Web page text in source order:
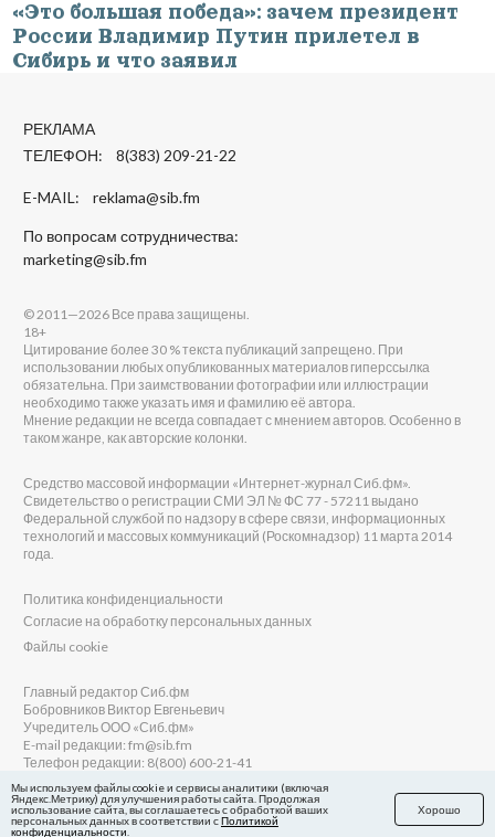
«Это большая победа»: зачем президент
России Владимир Путин прилетел в
Сибирь и что заявил
РЕКЛАМА
ТЕЛЕФОН: 8(383) 209-21-22
E-MAIL: reklama@sib.fm
По вопросам сотрудничества:
marketing@sib.fm
© 2011—2026 Все права защищены.
18+
Цитирование более 30 % текста публикаций запрещено. При
использовании любых опубликованных материалов гиперссылка
обязательна. При заимствовании фотографии или иллюстрации
необходимо также указать имя и фамилию её автора.
Мнение редакции не всегда совпадает с мнением авторов. Особенно в
таком жанре, как авторские колонки.
Средство массовой информации «Интернет-журнал Сиб.фм».
Свидетельство о регистрации СМИ ЭЛ № ФС 77 - 57211 выдано
Федеральной службой по надзору в сфере связи, информационных
технологий и массовых коммуникаций (Роскомнадзор) 11 марта 2014
года.
Политика конфиденциальности
Согласие на обработку персональных данных
Файлы cookie
Главный редактор Сиб.фм
Бобровников Виктор Евгеньевич
Учредитель ООО «Сиб.фм»
E-mail редакции: fm@sib.fm
Телефон редакции: 8(800) 600-21-41
Сайт разработан и поддерживается Технодзен
Мы используем файлы cookie и сервисы аналитики (включая
Яндекс.Метрику) для улучшения работы сайта. Продолжая
использование сайта, вы соглашаетесь с обработкой ваших
персональных данных в соответствии сПолитикой
конфиденциальности
Хорошо